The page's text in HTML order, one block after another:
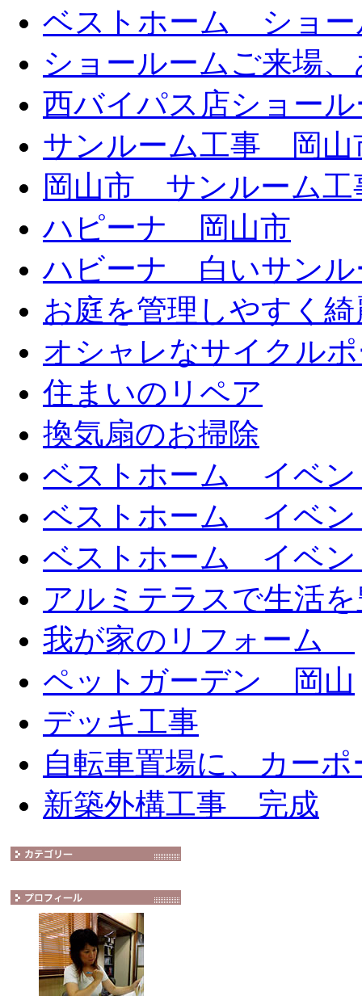
ベストホーム ショー
ショールームご来場
西バイパス店ショー
サンルーム工事 岡山
岡山市 サンルーム工
ハピーナ 岡山市
ハビーナ 白いサン
お庭を管理しやすく
オシャレなサイクル
住まいのリペア
換気扇のお掃除
ベストホーム イベン
ベストホーム イベン
ベストホーム イベン
アルミテラスで生活
我が家のリフォーム
ペットガーデン 岡山
デッキ工事
自転車置場に、カーポ
新築外構工事 完成